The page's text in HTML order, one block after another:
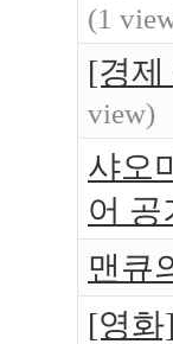
(1
[경제
view)
샤오
어 공
맨큐
[영화